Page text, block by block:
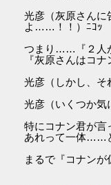
光彦（灰原さんに
よ……！！）ﾆｺｯ
つまり……『２人
『灰原さんはコ
光彦（しかし、
光彦（いくつか
特にコナン君が言
あれって一体……
まるで『コナン